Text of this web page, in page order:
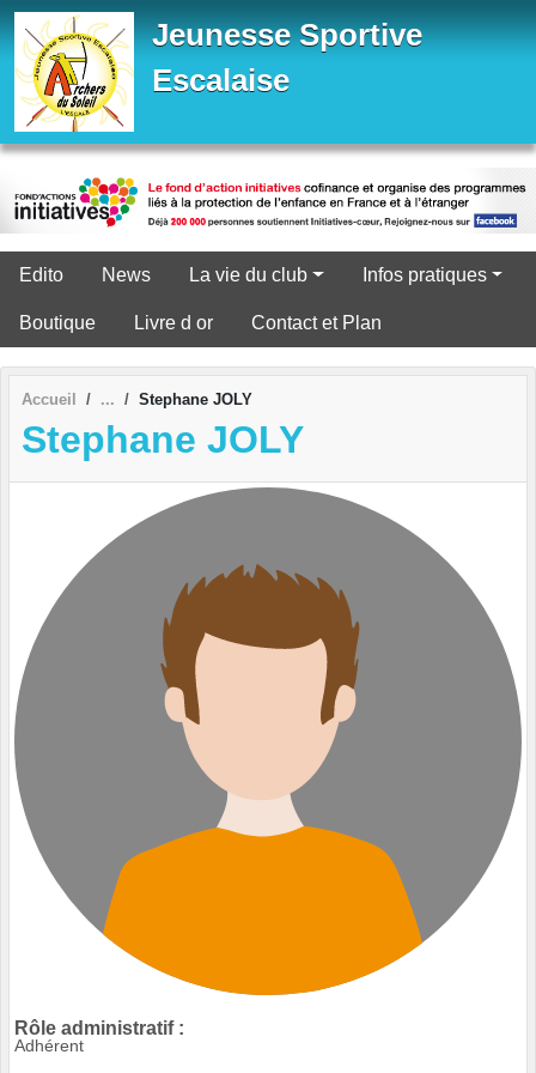
Jeunesse Sportive
Escalaise
Edito News La vie du club Infos pratiques
Boutique Livre d or Contact et Plan
Accueil Stephane JOLY
Stephane JOLY
Rôle administratif :
Adhérent
Panneau de gestion des cookies